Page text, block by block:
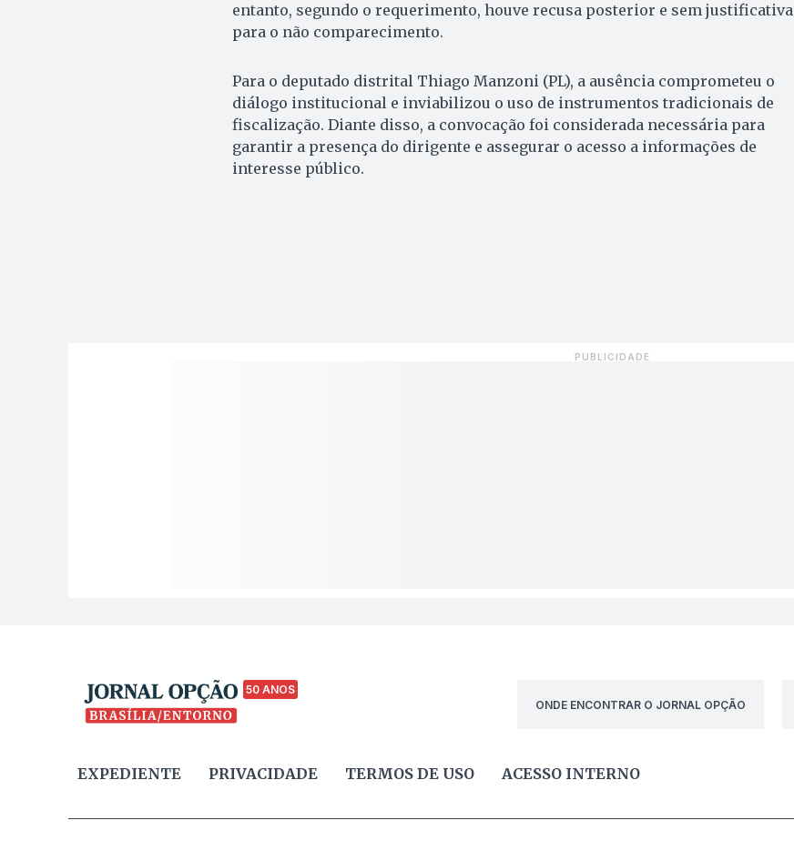
entanto, segundo o requerimento, houve recusa posterior e sem justificativa
para o não comparecimento.
Para o deputado distrital Thiago Manzoni (PL), a ausência comprometeu o
diálogo institucional e inviabilizou o uso de instrumentos tradicionais de
fiscalização. Diante disso, a convocação foi considerada necessária para
garantir a presença do dirigente e assegurar o acesso a informações de
interesse público.
50 ANOS
ONDE ENCONTRAR O JORNAL OPÇÃO
EXPEDIENTE PRIVACIDADE TERMOS DE USO ACESSO INTERNO